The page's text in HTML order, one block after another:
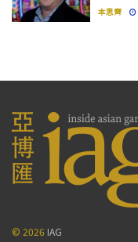
本思齊
© 2026 IAG